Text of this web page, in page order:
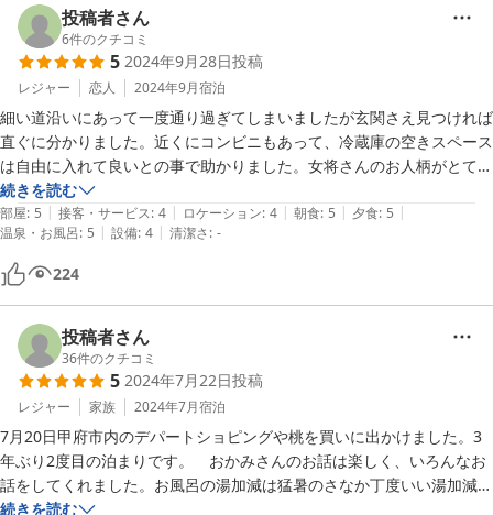
個人的には部屋食より会場での食事のほうが好きなので。
従業員の方たちは、みなさん人当たりよく気分良く過ごさせていただき
ました。
今回は一人でしたが家族も連れて訪れたいと思いました。
投稿者さん
6件のクチコミ
5 2024年9月28日投稿
レジャー 恋人 2024年9月宿泊
細い道沿いにあって一度通り過ぎてしまいましたが玄関さえ見つければ
直ぐに分かりました。近くにコンビニもあって、冷蔵庫の空きスペース
は自由に入れて良いとの事で助かりました。女将さんのお人柄がとても
良くて気持ち良く対応させていただけました。夕食がとても美味しく
て、馬刺しもお刺身も大満足でした。貸切り風呂に何度も入りました
が、温泉の源泉がふんだんに湧き出ていて、２４時間入れる事と、とろ
っとした質感と、温めなのでしばらくリラックスして入っていられる点
がとても気に入りました。朝食前にお布団が片付けられてしまう点は惜
しかったですが、他の面ではとてものんびり出来て大満足でした。建物
は古めですが、床等は艶が出ていて、清潔感のある旅館でした。お部屋
食というのものんびりくつろげて良かったです。
続きを読む
部屋: 5 | 接客・サービス: 4 | ロケーション: 4 | 朝食: 5 | 夕食: 5 |
温泉・お風呂: 5 | 設備: 4 | 清潔さ: -
224
投稿者さん
36件のクチコミ
5 2024年7月22日投稿
レジャー 家族 2024年7月宿泊
7月20日甲府市内のデパートショピングや桃を買いに出かけました。3
年ぶり2度目の泊まりです。　おかみさんのお話は楽しく、いろんなお
話をしてくれました。お風呂の湯加減は猛暑のさなか丁度いい湯加減で
良かったです。お部屋は設備が新しくなり、きれいで快適に過ごせまし
続きを読む